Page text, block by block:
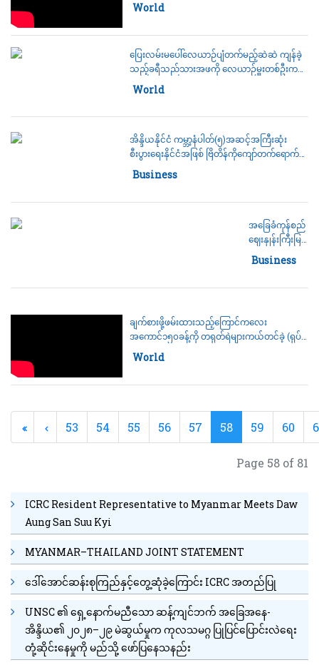
Category:
World
ပြေးလမ်းမပေါ်လေယာဉ်ပျံတက်မည့်ဆဲဆဲ ကျန်ခဲ့
သည့်ခရီသည်သားအဖကို လေယာဉ်မှူးတစ်ဦးက
ပြန်လှည့်ခေါ်ပေး
Category:
World
အိန္ဒိယနိုင်ငံ ကမ္ဘာ့နံပါတ်(၅)အဆင့်အကြီးဆုံး
စီးပွားရေးနိုင်ငံအဖြစ် ဗြိတိန်ကိုကျော်တက်ရောက်ရှိ
ကာ ဗြိတိန်က နံပါတ်(၆)အဆင့် သို့ ဆင်းသက်သွား
Category:
Business
အခြေခံကုန်စည်
ဈေးနှုန်းကြီးမြင့်
လာမှုကို
သက်သာ စေရန်
မည်ဟု ဗဟို
ဘဏ်ပြော
Category:
Business
ချက်စားဖို့ဖမ်းထားသည့်ကြောင်ကလေး
အကောင်၁၅၀ခန့်ကို တရုတ်ရဲများကယ်တင်ခဲ့ (ရုပ်
သံ)
Category:
World
53 54 55 56 57 58 59 60
Page 58 of 81
ICRC Resident Representative to Myanmar Meets Daw
Aung San Suu Kyi
MYANMAR–THAILAND JOINT STATEMENT
ဒေါ်အောင်ဆန်းစုကြည်နှင့်တွေ့ဆုံခဲ့ကြောင်း ICRC အတည်ပြု
UNSC ၏ ရှေ့နောက်မညီသော ဆန့်ကျင်ဘက် အခြေအနေ-
အိန္ဒိယ၏ ၂၀၂၈–၂၉ မဲဆွယ်မှုက ကုလသမဂ္ဂ ပြုပြင်ပြောင်းလဲရေး
တုံ့ဆိုင်းနေမှုကို မည်သို့ ဖော်ပြနေသနည်း